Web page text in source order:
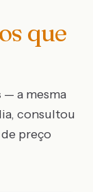
que
— a mesma
consultou
preço